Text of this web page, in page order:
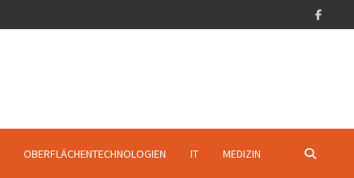
OBERFLÄCHENTECHNOLOGIEN IT MEDIZIN